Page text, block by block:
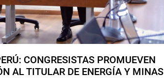
CONGRESISTAS PROMUEVEN
AL TITULAR DE ENERGÍA Y MINAS